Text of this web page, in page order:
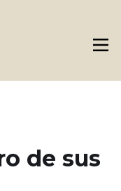
de sus